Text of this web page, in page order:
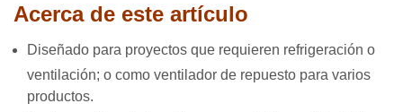
Acerca de este artículo
Diseñado para proyectos que requieren refrigeración o
ventilación; o como ventilador de repuesto para varios
productos.